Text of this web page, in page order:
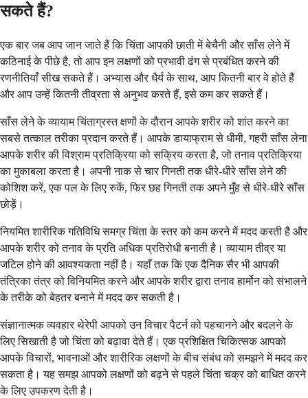
सकते हैं?
एक बार जब आप जान जाते हैं कि चिंता आपकी छाती में बेचैनी और साँस लेने में
कठिनाई के पीछे है, तो आप इन लक्षणों को प्रभावी ढंग से प्रबंधित करने की
रणनीतियाँ सीख सकते हैं। अभ्यास और धैर्य के साथ, आप कितनी बार वे होते हैं
और आप उन्हें कितनी तीव्रता से अनुभव करते हैं, इसे कम कर सकते हैं।
साँस लेने के व्यायाम चिंताग्रस्त क्षणों के दौरान आपके शरीर को शांत करने का
सबसे तत्काल तरीका प्रदान करते हैं। आपके डायाफ्राम से धीमी, गहरी साँस लेना
आपके शरीर की विश्राम प्रतिक्रिया को सक्रिय करता है, जो तनाव प्रतिक्रिया
का मुकाबला करता है। अपनी नाक से चार गिनती तक धीरे-धीरे साँस लेने की
कोशिश करें, एक पल के लिए रुकें, फिर छह गिनती तक अपने मुँह से धीरे-धीरे साँस
छोड़ें।
नियमित शारीरिक गतिविधि समग्र चिंता के स्तर को कम करने में मदद करती है और
आपके शरीर को तनाव के प्रति अधिक प्रतिरोधी बनाती है। व्यायाम तीव्र या
जटिल होने की आवश्यकता नहीं है। यहाँ तक कि एक दैनिक सैर भी आपकी
तंत्रिका तंत्र को विनियमित करने और आपके शरीर द्वारा तनाव हार्मोन को संभालने
के तरीके को बेहतर बनाने में मदद कर सकती है।
संज्ञानात्मक व्यवहार थेरेपी आपको उन विचार पैटर्न को पहचानने और बदलने के
लिए सिखाती है जो चिंता को बढ़ावा देते हैं। एक प्रशिक्षित चिकित्सक आपको
आपके विचारों, भावनाओं और शारीरिक लक्षणों के बीच संबंध को समझने में मदद कर
सकता है। यह समझ आपको लक्षणों को बढ़ने से पहले चिंता चक्र को बाधित करने
के लिए उपकरण देती है।